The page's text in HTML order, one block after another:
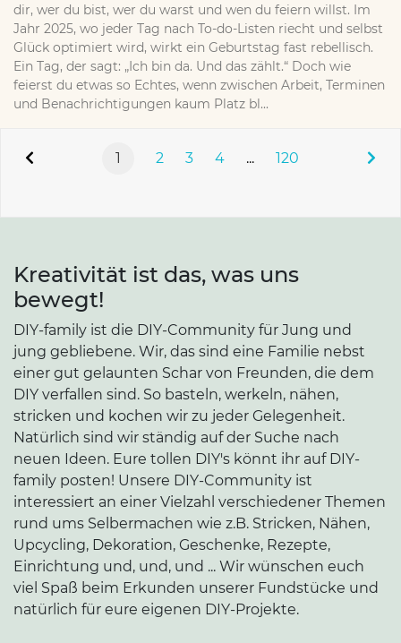
dir, wer du bist, wer du warst und wen du feiern willst. Im
Jahr 2025, wo jeder Tag nach To-do-Listen riecht und selbst
Glück optimiert wird, wirkt ein Geburtstag fast rebellisch.
Ein Tag, der sagt: „Ich bin da. Und das zählt.“ Doch wie
feierst du etwas so Echtes, wenn zwischen Arbeit, Terminen
und Benachrichtigungen kaum Platz bl...
1 2 3 4 ... 120
Kreativität ist das, was uns
bewegt!
DIY-family ist die DIY-Community für Jung und
jung gebliebene. Wir, das sind eine Familie nebst
einer gut gelaunten Schar von Freunden, die dem
DIY verfallen sind. So basteln, werkeln, nähen,
stricken und kochen wir zu jeder Gelegenheit.
Natürlich sind wir ständig auf der Suche nach
neuen Ideen. Eure tollen DIY's könnt ihr auf DIY-
family posten! Unsere DIY-Community ist
interessiert an einer Vielzahl verschiedener Themen
rund ums Selbermachen wie z.B. Stricken, Nähen,
Upcycling, Dekoration, Geschenke, Rezepte,
Einrichtung und, und, und ... Wir wünschen euch
viel Spaß beim Erkunden unserer Fundstücke und
natürlich für eure eigenen DIY-Projekte.